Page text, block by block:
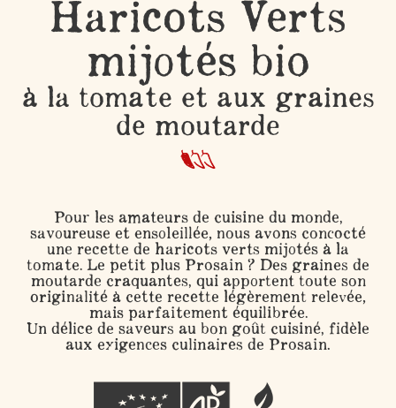
Haricots Verts
mijotés bio
à la tomate et aux graines
de moutarde
Pour les amateurs de cuisine du monde,
savoureuse et ensoleillée, nous avons concocté
une recette de haricots verts mijotés à la
tomate. Le petit plus Prosain ? Des graines de
moutarde craquantes, qui apportent toute son
originalité à cette recette légèrement relevée,
mais parfaitement équilibrée.
Un délice de saveurs au bon goût cuisiné, fidèle
aux exigences culinaires de Prosain.